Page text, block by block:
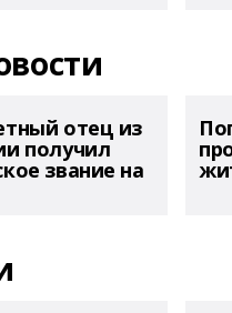
отец из
получил
звание на